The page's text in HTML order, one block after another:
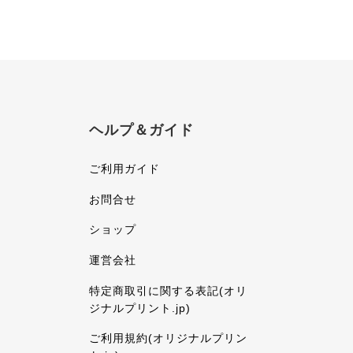
ヘルプ＆ガイド
ご利用ガイド
お問合せ
ショップ
運営会社
特定商取引に関する表記(オリ
ジナルプリント.jp)
ご利用規約(オリジナルプリン